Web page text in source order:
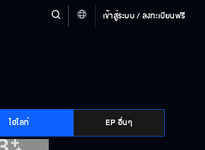
เข้าสู่ระบบ / ลงทะเบียนฟรี
ไฮไลท์ EP อื่นๆ
ย่าเป็นอัลไซเมอร์เหรอ